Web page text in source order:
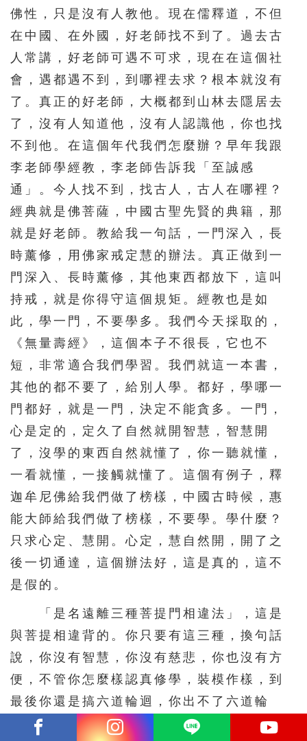
佛性，只是沒有人教他。現在儒釋道，不但
在中國、在外國，好老師找不到了。過去古
人常講，好老師可遇不可求，現在在這個社
會，遇都遇不到，到哪裡去求？根本就沒有
了。真正的好老師，大概都到山林去隱居去
了，沒有人知道他，沒有人認識他，你也找
不到他。在這個年代我們怎麼辦？早年我跟
李老師學經教，李老師告訴我「至誠感
通」。今人找不到，找古人，古人在哪裡？
經典就是佛菩薩，中國古聖先賢的典籍，那
就是好老師。教給我一句話，一門深入，長
時薰修，用佛家戒定慧的辦法。真正做到一
門深入、長時薰修，其他東西都放下，這叫
持戒，就是你得守這個規矩。經教也是如
此，學一門，不要學多。我們今天採取的，
《無量壽經》，這個本子不很長，它也不
短，非常適合我們學習。我們就這一本書，
其他的都不要了，給別人學。都好，學哪一
門都好，就是一門，決定不能貪多。一門，
心是定的，定久了自然就開智慧，智慧開
了，沒學的東西自然就懂了，你一聽就懂，
一看就懂，一接觸就懂了。這個有例子，釋
迦牟尼佛給我們做了榜樣，中國古時候，惠
能大師給我們做了榜樣，不要學。學什麼？
只求心定、慧開。心定，慧自然開，開了之
後一切通達，這個辦法好，這是真的，這不
是假的。
「是名遠離三種菩提門相違法」，這是
與菩提相違背的。你只要有這三種，換句話
說，你沒有智慧，你沒有慈悲，你也沒有方
便，不管你怎麼樣認真修學，裝模作樣，到
最後你還是搞六道輪迴，你出不了六道輪
迴。所以這個一定要遠離，遠離才真正有智